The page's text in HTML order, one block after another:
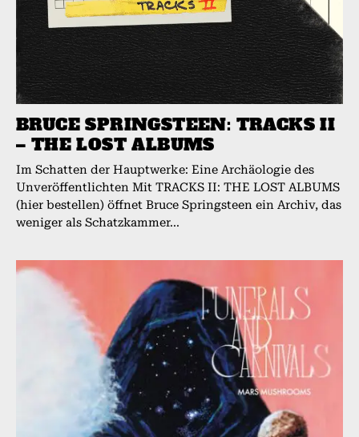
BRUCE SPRINGSTEEN: TRACKS II
– THE LOST ALBUMS
Im Schatten der Hauptwerke: Eine Archäologie des
Unveröffentlichten Mit TRACKS II: THE LOST ALBUMS
(hier bestellen) öffnet Bruce Springsteen ein Archiv, das
weniger als Schatzkammer...